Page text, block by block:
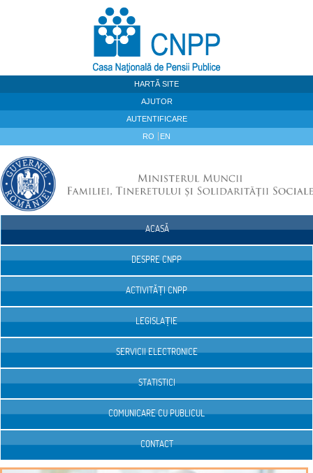
HARTĂ SITE
AJUTOR
AUTENTIFICARE
RO EN
ACASĂ
DESPRE CNPP
ACTIVITĂȚI CNPP
LEGISLAȚIE
SERVICII ELECTRONICE
STATISTICI
COMUNICARE CU PUBLICUL
CONTACT